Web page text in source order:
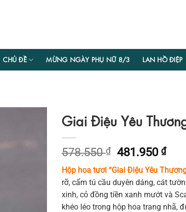
CHỦ ĐỀ MỪNG NGÀY PHỤ NỮ 8/3 LAN HỒ ĐIỆP
Giai Điệu Yêu
578.550₫
Giá
gốc
là:
578.550 ₫.
481.950₫Giá
tại
là:
Hộp hoa tươi “Giai Điệu Yêu
rỡ, cẩm tú cầu duyên dáng, cát
xinh, cỏ đồng tiền xanh mướt và
khéo léo trong hộp hoa trang nhã,